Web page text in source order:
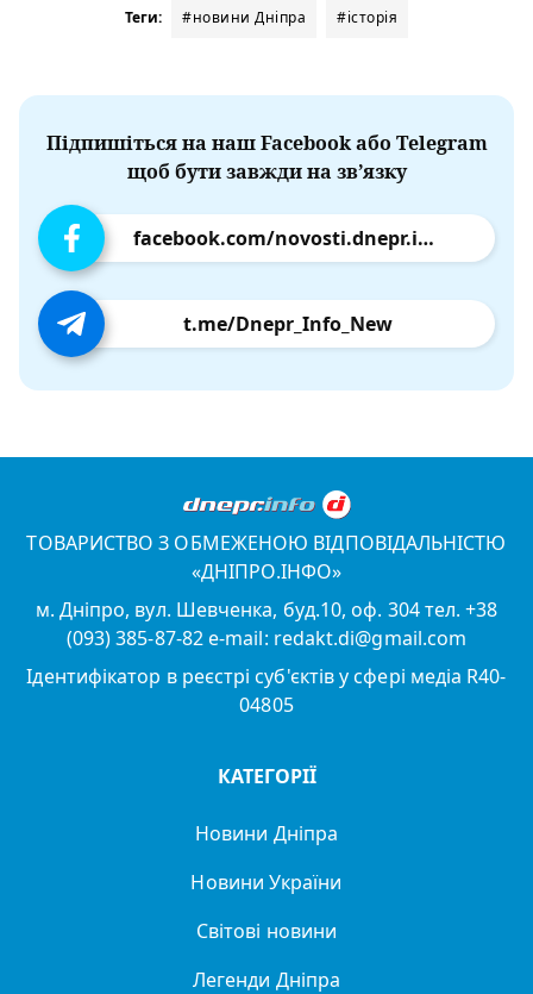
Теги: #новини Дніпра #історія
Підпишіться на наш Facebook або Telegram
щоб бути завжди на зв’язку
facebook.com/novosti.dnepr.info
t.me/Dnepr_Info_New
ТОВАРИСТВО З ОБМЕЖЕНОЮ ВІДПОВІДАЛЬНІСТЮ
«ДНІПРО.ІНФО»
м. Дніпро, вул. Шевченка, буд.10, оф. 304 тел. +38
(093) 385-87-82 e-mail: redakt.di@gmail.com
Ідентифікатор в реєстрі суб'єктів у сфері медіа R40-
04805
КАТЕГОРІЇ
Новини Дніпра
Новини України
Світові новини
Легенди Дніпра